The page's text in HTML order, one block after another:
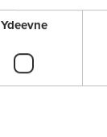
Ydeevne